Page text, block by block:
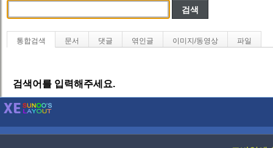
통합검색 문서 댓글 엮인글 이미지/동영상 파일
검색어를 입력해주세요.